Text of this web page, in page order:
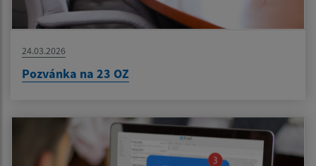
24.03.2026
Pozvánka na 23 OZ